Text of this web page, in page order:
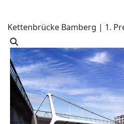
Kettenbrücke Bamberg | 1.